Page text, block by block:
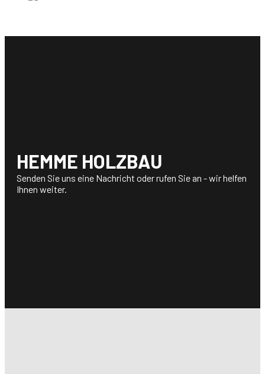
HEMME HOLZBAU
Senden Sie uns eine Nachricht oder rufen Sie an - wir helfen
Ihnen weiter.